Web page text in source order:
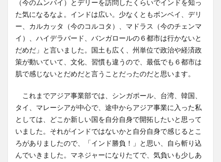
（今のムンバイ）とデリーを訪問したくらいでインドを知っ
た気になるなよ。インドは広い。少なくともボンベイ、デリ
ー、カルカッタ（今のコルコタ）、マドラス（今のチェンマ
イ）、ハイデラバード、バンガロールの６都市は行かないと
だめだ」と言いました。国土も広く、州単位で政治や経済政
策が動いていて、文化、習慣も違うので、最低でも６都市は
肌で感じないとだめだと言うことだったのだと思います。
これまでアジア事業部では、シンガポール、台湾、韓国、
タイ、マレーシアが中心で、途中からアジア事業に入った私
としては、どこか新しい国を自分自身で開拓したいと思って
いました。それがインドではないかと自分自身で感じるとこ
ろがありましたので、「インド勝負！」と思い、自ら斬り込
んでいきました。マネジャーになりたてで、気負いも少しあ